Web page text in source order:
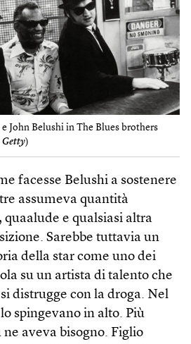
John Belushi in The Blues brothers
Getty)
facesse Belushi a sostenere
assumeva quantità
quaalude e qualsiasi altra
Sarebbe tuttavia un
della star come uno dei
su un artista di talento che
distrugge con la droga. Nel
spingevano in alto. Più
ne aveva bisogno. Figlio